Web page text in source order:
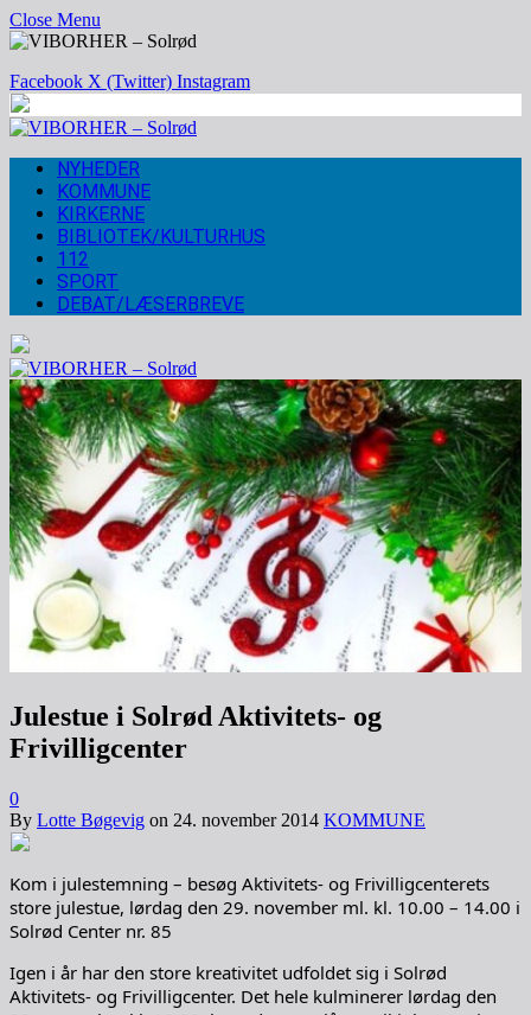
Close Menu
Facebook X (Twitter) Instagram
NYHEDER
KOMMUNE
KIRKERNE
BIBLIOTEK/KULTURHUS
112
SPORT
DEBAT/LÆSERBREVE
Julestue i Solrød Aktivitets- og
Frivilligcenter
0
By Lotte Bøgevig on 24. november 2014 KOMMUNE
Kom i julestemning – besøg Aktivitets- og Frivilligcenterets
store julestue, lørdag den 29. november ml. kl. 10.00 – 14.00 i
Solrød Center nr. 85
Igen i år har den store kreativitet udfoldet sig i Solrød
Aktivitets- og Frivilligcenter. Det hele kulminerer lørdag den